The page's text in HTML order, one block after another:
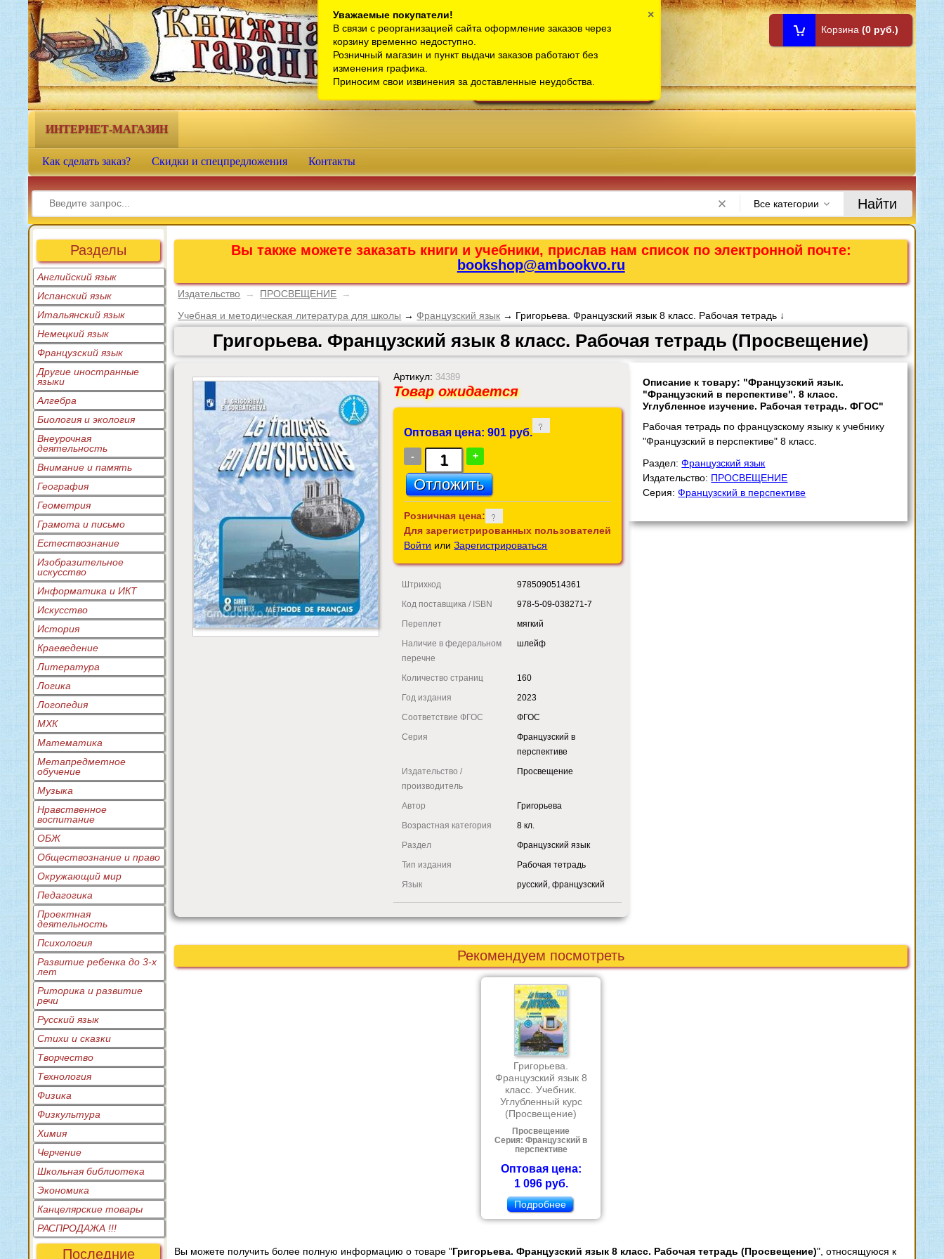
Телефон интернет-магазина:
Телефон розничного магазина:
bookshop@ambookvo.ru
Работаем ежедневно с 10:00 до 21:00
Корзина (0 руб.)
Книжная гавань - интернет-
магазин учебной литературы
ИНТЕРНЕТ-МАГАЗИН
Как сделать заказ? Скидки и спецпредложения Контакты
Все категории Найти
Разделы
Английский язык
Испанский язык
Итальянский язык
Немецкий язык
Французский язык
Другие иностранные
языки
Алгебра
Биология и экология
Внеурочная
деятельность
Внимание и память
География
Геометрия
Грамота и письмо
Естествознание
Изобразительное
искусство
Информатика и ИКТ
Искусство
История
Краеведение
Литература
Логика
Логопедия
МХК
Математика
Метапредметное
обучение
Музыка
Нравственное
воспитание
ОБЖ
Обществознание и право
Окружающий мир
Педагогика
Проектная
деятельность
Психология
Развитие ребенка до 3-х
лет
Риторика и развитие
речи
Русский язык
Стихи и сказки
Творчество
Технология
Физика
Физкультура
Химия
Черчение
Школьная библиотека
Экономика
Канцелярские товары
РАСПРОДАЖА !!!
Последние
Вы также можете заказать книги и учебники, прислав нам список по электронной почте:
bookshop@ambookvo.ru
Издательство → ПРОСВЕЩЕНИЕ
→
Учебная и методическая литература для школы → Французский язык → Григорьева. Французский язык 8 класс. Рабочая тетрадь ↓
Григорьева. Французский язык 8 класс. Рабочая тетрадь (Просвещение)
Артикул: 34389
Товар ожидается
Оптовая цена: 901 руб.
- +
Розничная цена:
Для зарегистрированных пользователей
Войти илиЗарегистрироваться
Штрихкод
9785090514361
Код поставщика / ISBN
978-5-09-038271-7
Переплет
мягкий
Наличие в федеральном
перечне
шлейф
Количество страниц
160
Год издания
2023
Соответствие ФГОС
ФГОС
Серия
Французский в
перспективе
Издательство /
производитель
Просвещение
Автор
Григорьева
Возрастная категория
8 кл.
Раздел
Французский язык
Тип издания
Рабочая тетрадь
Язык
русский, французский
Описание к товару: "Французский язык.
"Французский в перспективе". 8 класс.
Углубленное изучение. Рабочая тетрадь. ФГОС"
Рабочая тетрадь по французскому языку к учебнику
"Французский в перспективе" 8 класс.
Раздел:Французский язык
Издательство: ПРОСВЕЩЕНИЕ
Серия:Французский в перспективе
Рекомендуем посмотреть
Григорьева.
Французский язык 8
класс. Учебник.
Углубленный курс
(Просвещение)
Просвещение
Серия: Французский в
перспективе
Оптовая цена:
1 096 руб.
Подробнее
Вы можете получить более полную информацию о товаре "Григорьева. Французский язык 8 класс. Рабочая тетрадь (Просвещение)", относящуюся к
Уважаемые покупатели!
В связи с реорганизацией сайта оформление заказов через
корзину временно недоступно.
Розничный магазин и пункт выдачи заказов работают без
изменения графика.
Приносим свои извинения за доставленные неудобства.
×